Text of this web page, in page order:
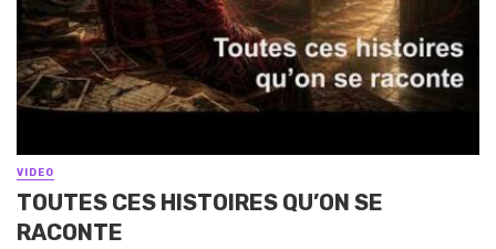
VIDEO
TOUTES CES HISTOIRES QU’ON SE
RACONTE